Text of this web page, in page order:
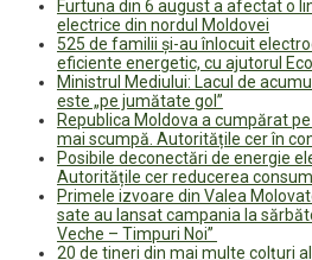
Furtuna din 6 august a afectat o
electrice din nordul Moldovei
525 de familii și-au înlocuit
eficiente energetic, cu ajutorul
Ministrul Mediului: Lacul de
este „pe jumătate gol”
Republica Moldova a cumpărat
mai scumpă. Autoritățile cer în
Posibile deconectări de energie
Autoritățile cer reducerea
Primele izvoare din Valea
sate au lansat campania la
Veche – Timpuri Noi”
20 de tineri din mai multe colțuri